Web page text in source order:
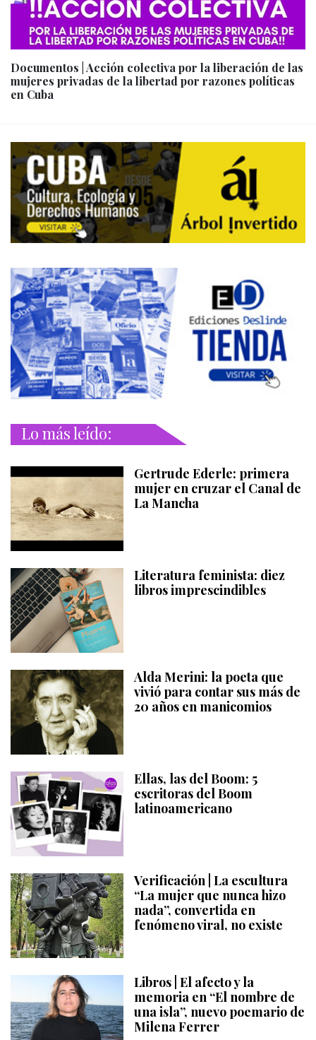
Documentos | Acción colectiva por la liberación de las
mujeres privadas de la libertad por razones políticas
en Cuba
Lo más leído:
Gertrude Ederle: primera
mujer en cruzar el Canal de
La Mancha
Literatura feminista: diez
libros imprescindibles
Alda Merini: la poeta que
vivió para contar sus más de
20 años en manicomios
Ellas, las del Boom: 5
escritoras del Boom
latinoamericano
Verificación | La escultura
“La mujer que nunca hizo
nada”, convertida en
fenómeno viral, no existe
Libros | El afecto y la
memoria en “El nombre de
una isla”, nuevo poemario de
Milena Ferrer